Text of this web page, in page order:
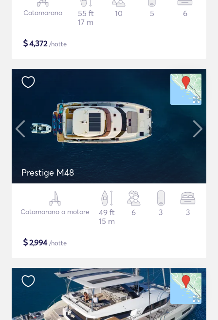
Catamarano
55 ft
17 m
10 5 6
$4,372/notte
Prestige M48
Catamarano a motore
49 ft
15 m
6 3 3
$2,994/notte